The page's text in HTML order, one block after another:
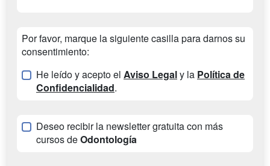
Por favor, marque la siguiente casilla para darnos su
consentimiento:
He leído y acepto el Aviso Legaly la Política de
Confidencialidad.
Deseo recibir la newsletter gratuita con más
cursos deOdontología